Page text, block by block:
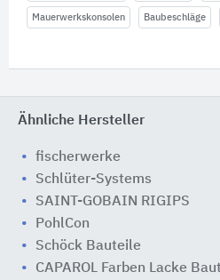
Mauerwerkskonsolen Baubeschläge
Ähnliche Hersteller
fischerwerke
Schlüter-Systems
SAINT-GOBAIN RIGIPS
PohlCon
Schöck Bauteile
CAPAROL Farben Lacke